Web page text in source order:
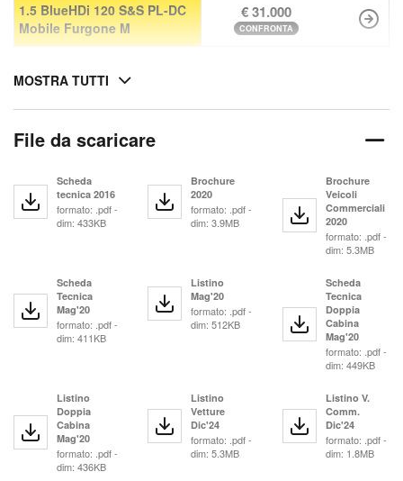
1.5 BlueHDi 120 S&S PL-DC
Mobile Furgone M
€ 31.000
CONFRONTA
MOSTRA TUTTI
File da scaricare
Scheda
tecnica 2016
formato: .pdf -
dim: 433KB
Brochure
2020
formato: .pdf -
dim: 3.9MB
Brochure
Veicoli
Commerciali
2020
formato: .pdf -
dim: 5.3MB
Scheda
Tecnica
Mag'20
formato: .pdf -
dim: 411KB
Listino
Mag'20
formato: .pdf -
dim: 512KB
Scheda
Tecnica
Doppia
Cabina
Mag'20
formato: .pdf -
dim: 449KB
Listino
Doppia
Cabina
Mag'20
formato: .pdf -
dim: 436KB
Listino
Vetture
Dic'24
formato: .pdf -
dim: 5.3MB
Listino V.
Comm.
Dic'24
formato: .pdf -
dim: 1.8MB